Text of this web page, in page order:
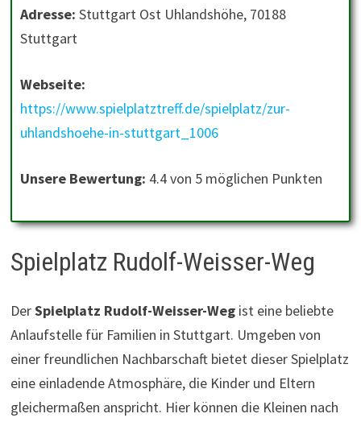
Adresse: Stuttgart Ost Uhlandshöhe, 70188
Stuttgart
Webseite:
https://www.spielplatztreff.de/spielplatz/zur-
uhlandshoehe-in-stuttgart_1006
Unsere Bewertung: 4.4 von 5 möglichen Punkten
Spielplatz Rudolf-Weisser-Weg
DerSpielplatz Rudolf-Weisser-Wegist eine beliebte
Anlaufstelle für Familien in Stuttgart. Umgeben von
einer freundlichen Nachbarschaft bietet dieser Spielplatz
eine einladende Atmosphäre, die Kinder und Eltern
gleichermaßen anspricht. Hier können die Kleinen nach